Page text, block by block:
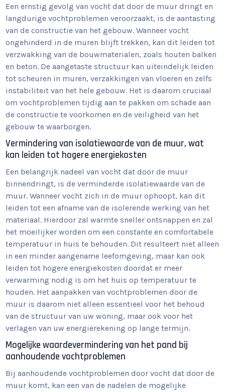
Een ernstig gevolg van vocht dat door de muur dringt en
langdurige vochtproblemen veroorzaakt, is de aantasting
van de constructie van het gebouw. Wanneer vocht
ongehinderd in de muren blijft trekken, kan dit leiden tot
verzwakking van de bouwmaterialen, zoals houten balken
en beton. De aangetaste structuur kan uiteindelijk leiden
tot scheuren in muren, verzakkingen van vloeren en zelfs
instabiliteit van het hele gebouw. Het is daarom cruciaal
om vochtproblemen tijdig aan te pakken om schade aan
de constructie te voorkomen en de veiligheid van het
gebouw te waarborgen.
Vermindering van isolatiewaarde van de muur, wat
kan leiden tot hogere energiekosten
Een belangrijk nadeel van vocht dat door de muur
binnendringt, is de verminderde isolatiewaarde van de
muur. Wanneer vocht zich in de muur ophoopt, kan dit
leiden tot een afname van de isolerende werking van het
materiaal. Hierdoor zal warmte sneller ontsnappen en zal
het moeilijker worden om een constante en comfortabele
temperatuur in huis te behouden. Dit resulteert niet alleen
in een minder aangename leefomgeving, maar kan ook
leiden tot hogere energiekosten doordat er meer
verwarming nodig is om het huis op temperatuur te
houden. Het aanpakken van vochtproblemen door de
muur is daarom niet alleen essentieel voor het behoud
van de structuur van uw woning, maar ook voor het
verlagen van uw energierekening op lange termijn.
Mogelijke waardevermindering van het pand bij
aanhoudende vochtproblemen
Bij aanhoudende vochtproblemen door vocht dat door de
muur komt, kan een van de nadelen de mogelijke